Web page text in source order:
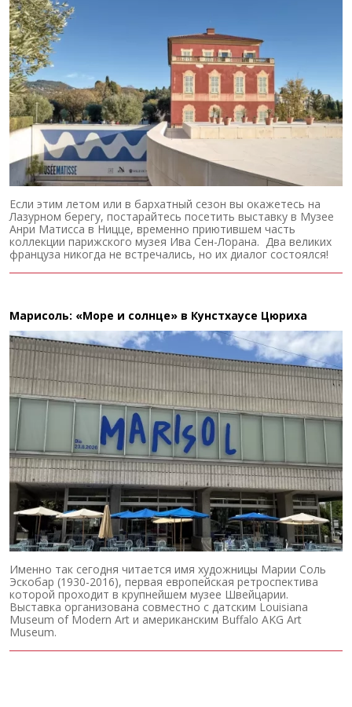
Если этим летом или в бархатный сезон вы окажетесь на
Лазурном берегу, постарайтесь посетить выставку в Музее
Анри Матисса в Ницце, временно приютившем часть
коллекции парижского музея Ива Сен-Лорана. Два великих
француза никогда не встречались, но их диалог состоялся!
Марисоль: «Море и солнце» в Кунстхаусе Цюриха
Именно так сегодня читается имя художницы Марии Соль
Эскобар (1930-2016), первая европейская ретроспектива
которой проходит в крупнейшем музее Швейцарии.
Выставка организована совместно с датским Louisiana
Museum of Modern Art и американским Buffalo AKG Art
Museum.